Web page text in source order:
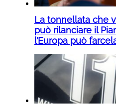
La tonnellata che
può rilanciare il
l’Europa può